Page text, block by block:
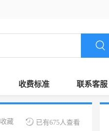
收费标准 联系客服
已有675人查看
收藏